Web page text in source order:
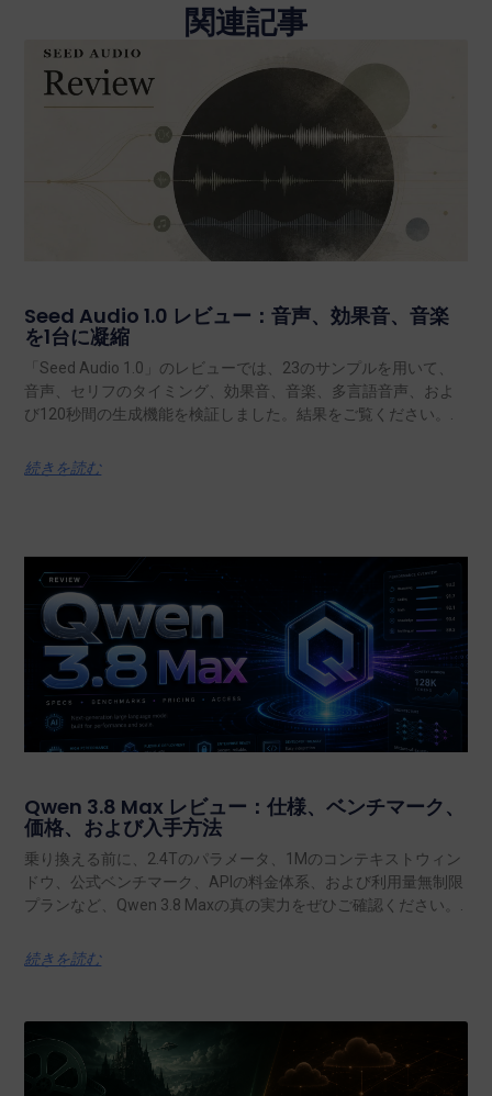
関連記事
Seed Audio 1.0 レビュー：音声、効果音、音楽
を1台に凝縮
「Seed Audio 1.0」のレビューでは、23のサンプルを用いて、
音声、セリフのタイミング、効果音、音楽、多言語音声、およ
び120秒間の生成機能を検証しました。結果をご覧ください。.
続きを読む
Qwen 3.8 Max レビュー：仕様、ベンチマーク、
価格、および入手方法
乗り換える前に、2.4Tのパラメータ、1Mのコンテキストウィン
ドウ、公式ベンチマーク、APIの料金体系、および利用量無制限
プランなど、Qwen 3.8 Maxの真の実力をぜひご確認ください。.
続きを読む